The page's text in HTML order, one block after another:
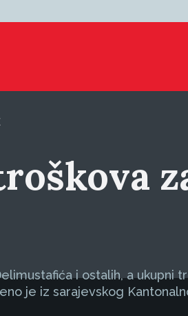
i ostalih, a ukupni
je iz sarajevskog